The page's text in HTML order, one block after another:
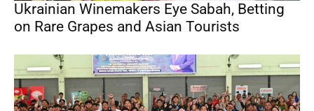
Ukrainian Winemakers Eye Sabah, Betting
on Rare Grapes and Asian Tourists